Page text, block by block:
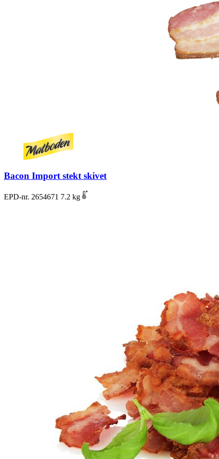
Bacon Import stekt skivet
EPD-nr. 2654671 7.2 kg